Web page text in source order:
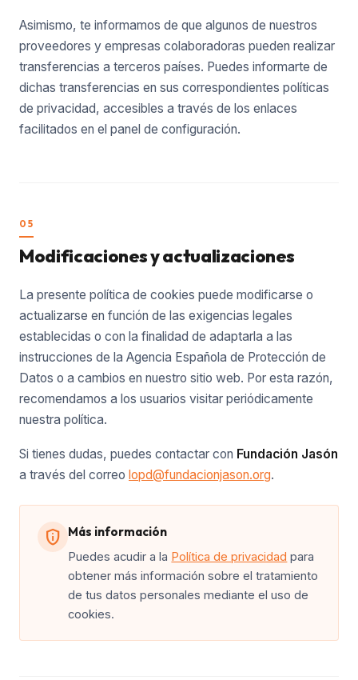
Asimismo, te informamos de que algunos de nuestros
proveedores y empresas colaboradoras pueden realizar
transferencias a terceros países. Puedes informarte de
dichas transferencias en sus correspondientes políticas
de privacidad, accesibles a través de los enlaces
facilitados en el panel de configuración.
05
Modificaciones y actualizaciones
La presente política de cookies puede modificarse o
actualizarse en función de las exigencias legales
establecidas o con la finalidad de adaptarla a las
instrucciones de la Agencia Española de Protección de
Datos o a cambios en nuestro sitio web. Por esta razón,
recomendamos a los usuarios visitar periódicamente
nuestra política.
Si tienes dudas, puedes contactar con Fundación Jasón
a través del correo lopd@fundacionjason.org.
privacy_tip Más información
Puedes acudir a la Política de privacidad para
obtener más información sobre el tratamiento
de tus datos personales mediante el uso de
cookies.